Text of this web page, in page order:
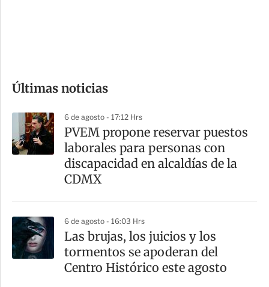
m
a
r
t
Últimas noticias
6 de agosto - 17:12 Hrs
PVEM propone reservar puestos
laborales para personas con
discapacidad en alcaldías de la
CDMX
6 de agosto - 16:03 Hrs
Las brujas, los juicios y los
tormentos se apoderan del
Centro Histórico este agosto